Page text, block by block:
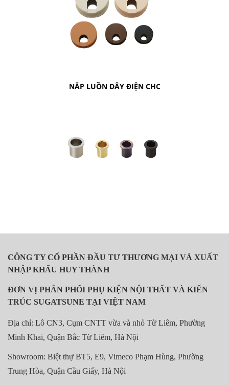
NẮP LUỒN DÂY ĐIỆN CHC
CÔNG TY CỔ PHẦN ĐẦU TƯ THƯƠNG MẠI VÀ XUẤT
NHẬP KHẨU HUY THÀNH
ĐƠN VỊ PHÂN PHỐI PHỤ KIỆN NỘI THẤT VÀ KIẾN
TRÚC SUGATSUNE TẠI VIỆT NAM
Địa chỉ: Lô CN3, Cụm CNTT vừa và nhỏ Từ Liêm, Phường
Minh Khai, Quận Bắc Từ Liêm, Hà Nội
Showroom: Biệt thự BT5, E9, Vimeco Phạm Hùng, Phường
Trung Hòa, Quận Cầu Giấy, Hà Nội